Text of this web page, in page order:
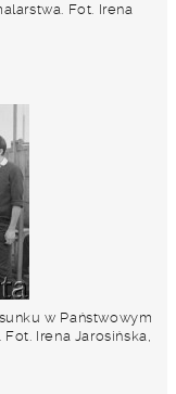
Fot. Irena
w Państwowym
Irena Jarosińska,